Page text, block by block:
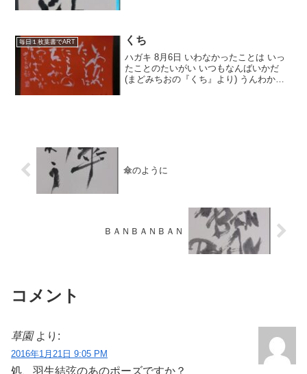
毎日１枚葉書でART くち
ハガキ 8月6日 いわなかったことは いっ
たことのたいがい いつもなんばいかだ
(まどみちおの『くち』より) うんわかる
傘のように
ＢＡＮＢＡＮＢＡＮ
コメント
草園 より:
2016年1月21日 9:05 PM
処、羽生結弦のあのポーズですか？